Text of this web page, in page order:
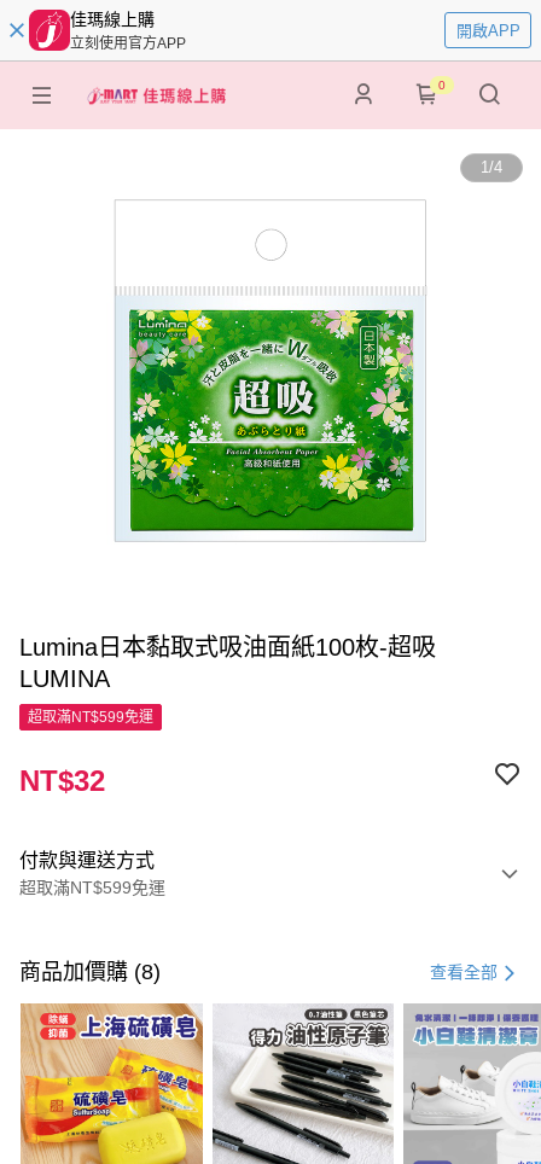
佳瑪線上購
立刻使用官方APP
開啟APP
0
1/4
Lumina日本黏取式吸油面紙100枚-超吸
LUMINA
超取滿NT$599免運
NT$32
付款與運送方式
超取滿NT$599免運
信用卡一次付款
超商取貨付款
LINE Pay
Apple Pay
街口支付
商品加價購 (8) 查看全部